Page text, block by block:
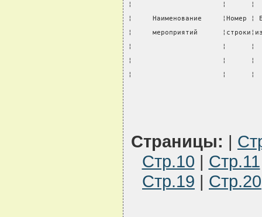
¦                      ¦      ¦
¦     Наименование     ¦Номер
¦     мероприятий
¦                      ¦      ¦
¦                      ¦      ¦
¦                      ¦      ¦
Страницы: |
Стр.10 | Стр.11
Стр.19 | Стр.20